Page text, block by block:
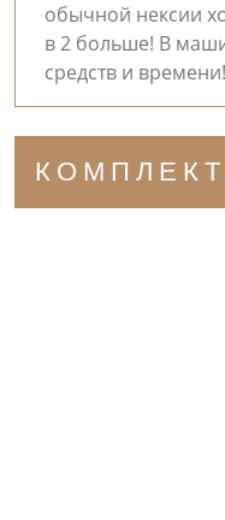
обычной нексии
в 2 больше! В
средств и времени!